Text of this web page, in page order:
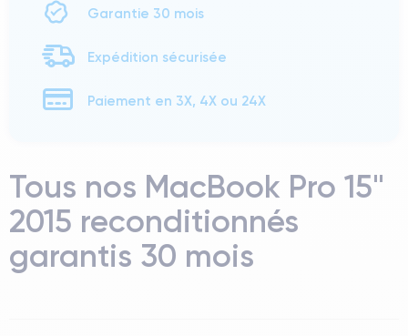
Garantie 30 mois
Expédition sécurisée
Paiement en 3X, 4X ou 24X
Tous nos MacBook Pro 15"
2015 reconditionnés
garantis 30 mois